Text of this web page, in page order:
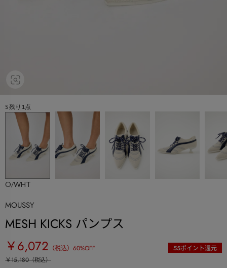
S 残り1点
O/WHT
MOUSSY
MESH KICKS パンプス
￥6,072 （税込） 60%OFF 55ポイント還元
￥15,180（税込）